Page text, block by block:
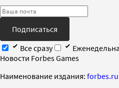
Подписаться
Все сразу
Новости Forbes Games
Наименование издания: forbes.ru